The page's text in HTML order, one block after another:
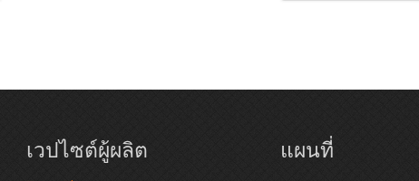
เวปไซต์ผู้ผลิต แผนที่